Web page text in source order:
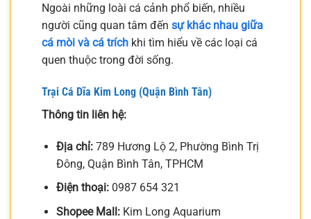
Ngoài những loài cá cảnh phổ biến, nhiều
người cũng quan tâm đến sự khác nhau giữa
cá mòi và cá trích khi tìm hiểu về các loại cá
quen thuộc trong đời sống.
Trại Cá Dĩa Kim Long (Quận Bình Tân)
Thông tin liên hệ:
Địa chỉ:789 Hương Lộ 2, Phường Bình Trị
Đông, Quận Bình Tân, TPHCM
Điện thoại:0987 654 321
Shopee Mall:Kim Long Aquarium